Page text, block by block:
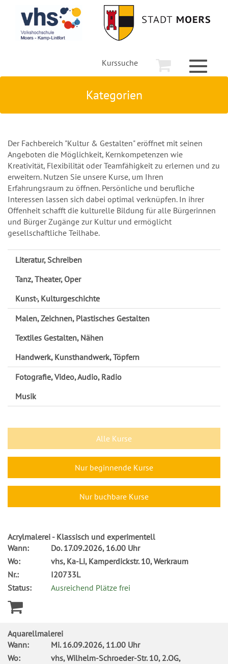
Kurssuche
Toggle
Kategorien
Der Fachbereich "Kultur & Gestalten" eröffnet mit seinen
Angeboten die Möglichkeit, Kernkompetenzen wie
Kreativität, Flexibilität oder Teamfähigkeit zu erlernen und zu
erweitern. Nutzen Sie unsere Kurse, um Ihren
Erfahrungsraum zu öffnen. Persönliche und berufliche
Interessen lassen sich dabei optimal verknüpfen. In ihrer
Offenheit schafft die kulturelle Bildung für alle Bürgerinnen
und Bürger Zugänge zur Kultur und ermöglicht
gesellschaftliche Teilhabe.
Literatur, Schreiben
Tanz, Theater, Oper
Kunst-, Kulturgeschichte
Malen, Zeichnen, Plastisches Gestalten
Textiles Gestalten, Nähen
Handwerk, Kunsthandwerk, Töpfern
Fotografie, Video, Audio, Radio
Musik
Alle Kurse
Nur beginnende Kurse
Nur buchbare Kurse
Acrylmalerei - Klassisch und experimentell
Wann:
Do.17.09.2026, 16.00 Uhr
Wo:
vhs, Ka-Li, Kamperdickstr. 10, Werkraum
Nr.:
I20733L
Status:
Ausreichend Plätze frei
Aquarellmalerei
Wann:
Mi.16.09.2026, 11.00 Uhr
Wo:
vhs, Wilhelm-Schroeder-Str. 10, 2.OG,